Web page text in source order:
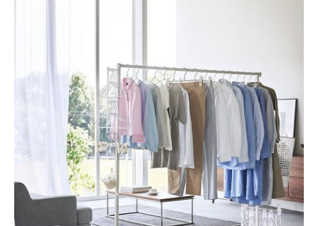
スマホと通信の最新トレンド
進化するPCとデバイスの未来
好きが集まる 比べて選べる
ビジネスと働き方のヒント
AI活用のいまが分かる